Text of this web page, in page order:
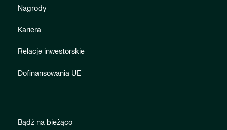
Nagrody
Kariera
Relacje inwestorskie
Dofinansowania UE
Bądź na bieżąco